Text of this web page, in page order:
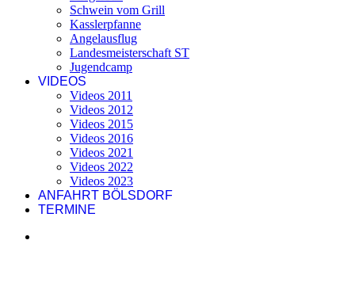
Schwein vom Grill
Kasslerpfanne
Angelausflug
Landesmeisterschaft ST
Jugendcamp
VIDEOS
Videos 2011
Videos 2012
Videos 2015
Videos 2016
Videos 2021
Videos 2022
Videos 2023
ANFAHRT BÖLSDORF
TERMINE